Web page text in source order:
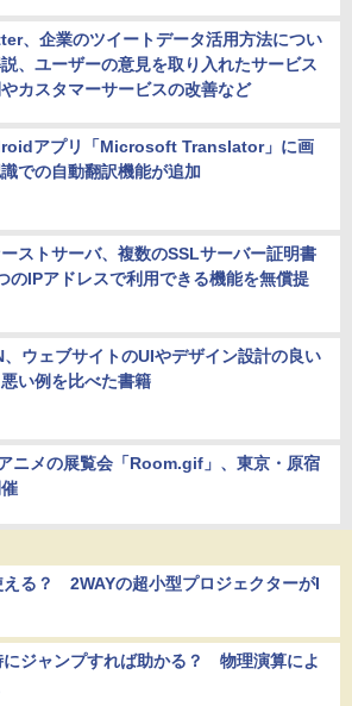
、企業のツイートデータ活用方法につい
、ユーザーの意見を取り入れたサービス
カスタマーサービスの改善など
アプリ「Microsoft Translator」に画
での自動翻訳機能が追加
ストサーバ、複数のSSLサーバー証明書
のIPアドレスで利用できる機能を無償提
、ウェブサイトのUIやデザイン設計の良い
い例を比べた書籍
ニメの展覧会「Room.gif」、東京・原宿
える？ 2WAYの超小型プロジェクターがI
にジャンプすれば助かる？ 物理演算によ